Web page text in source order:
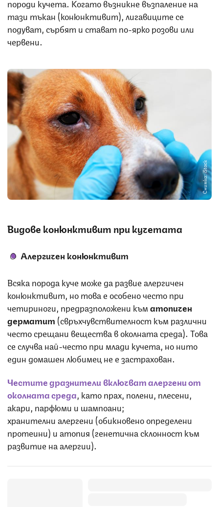
породи кучета. Когато възникне възпаление на
тази тъкан (конюнктивит), лигавиците се
подуват, сърбят и стават по-ярко розови или
червени.
Снимка: iStock
Видове конюнктивит при кучетата
Алергичен конюнктивит
Всяка порода куче може да развие алергичен
конюнктивит, но това е особено често при
четириноги, предразположени къматопичен
дерматит (свръхчувствителност към различни
често срещани вещества в околната среда). Това
се случва най-често при млади кучета, но нито
един домашен любимец не е застрахован.
Честите дразнители включват алергени от
околната среда , като прах, полени, плесени,
акари, парфюми и шампоани;
хранителни алергени (обикновено определени
протеини) и атопия (генетична склонност към
развитие на алергии).